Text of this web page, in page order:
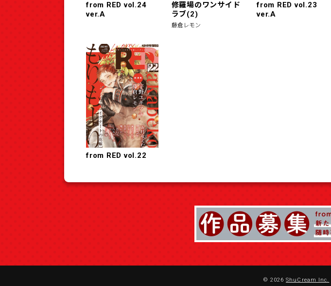
from RED vol.24
ver.A
修羅場のワンサイド
ラブ(2)
藤倉レモン
from RED vol.23
ver.A
from RED vol.22
© 2026ShuCream Inc.